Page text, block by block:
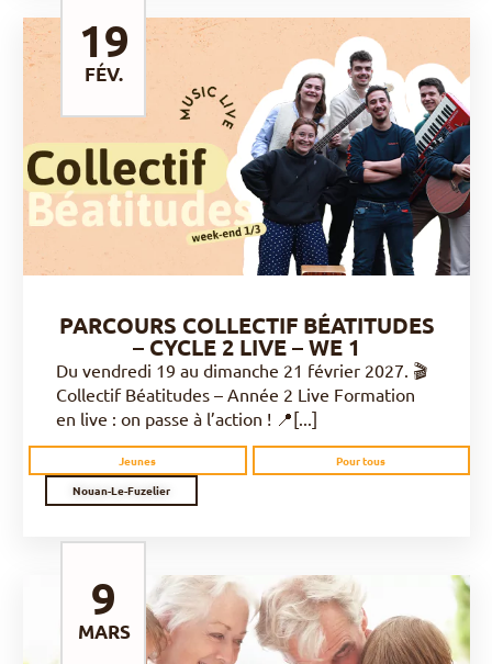
FÉV.
DÉCOUVRIR
PARCOURS COLLECTIF BÉATITUDES
– CYCLE 2 LIVE – WE 1
Du vendredi 19 au dimanche 21 février 2027. 🎬
Collectif Béatitudes – Année 2 Live Formation
en live : on passe à l’action ! 📍[...]
Jeunes
Pour tous
Nouan-Le-Fuzelier
19
MARS
9